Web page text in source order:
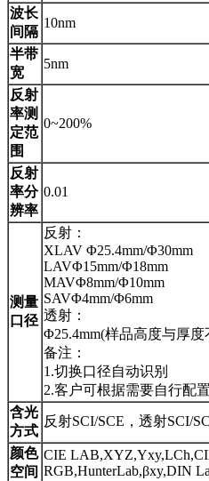
波长
间隔
10nm
半带
宽
5nm
反射
率测
定范
围
0~200%
反射
率分
辨率
0.01
测量
口径
反射：
XLAV Φ25.4mm/Φ30mm
LAVΦ15mm/Φ18mm
MAVΦ8mm/Φ10mm
SAVΦ4mm/Φ6mm
透射：
Φ25.4mm(样品高度与厚度
备注：
1.切换口径自动识别
2.客户可根据需要自行配
含光
方式
反射SCI/SCE，透射SCI/
颜色
空间
CIE
RGB,HunterLab,βxy,DIN